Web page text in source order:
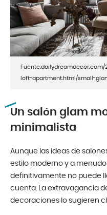
loft-apartment.html/small-
Un salón glam
minimalista
Aunque las ideas de
estilo moderno y a
definitivamente no puede
cuenta. La extravagancia
decoraciones lo sugieren